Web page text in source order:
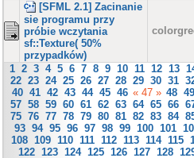
[SFML 2.1] Zacinanie
sie programu przy
próbie wczytania
sf::Texture( 50%
przypadków)
1 2 3 4 5 6 7 8 9 10 11 12 13
22 23 24 25 26 27 28 29 30 31
40 41 42 43 44 45 46 « 47 » 48 49
57 58 59 60 61 62 63 64 65 66
75 76 77 78 79 80 81 82 83 84
93 94 95 96 97 98 99 100 101
108 109 110 111 112 113 114 115
122 123 124 125 126 127 128